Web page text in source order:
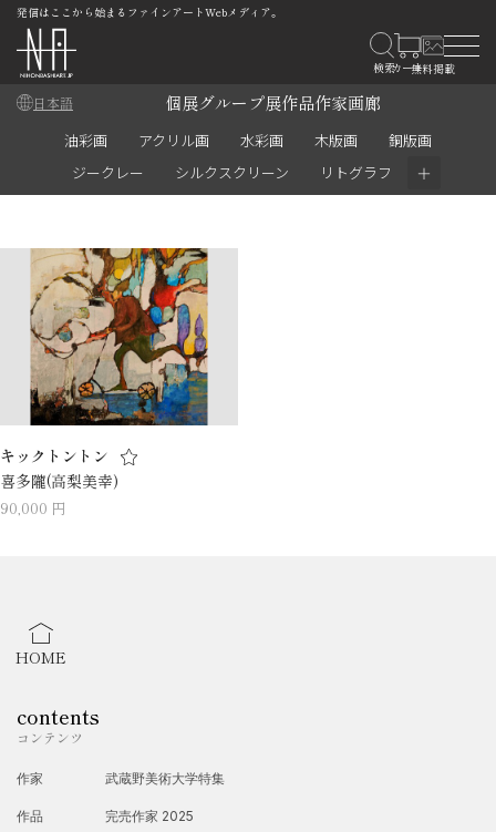
発信はここから始まるファインアートWebメディア。
日本語 個展グループ展作品作家画廊
油彩画 アクリル画 水彩画 木版画
銅版画
ジークレー
シルクスクリーン リトグラフ ＋
キックトントン
喜多隴(高梨美幸)
90,000 円
HOME
contents
コンテンツ
作家
作品
武蔵野美術大学特集
完売作家 2025